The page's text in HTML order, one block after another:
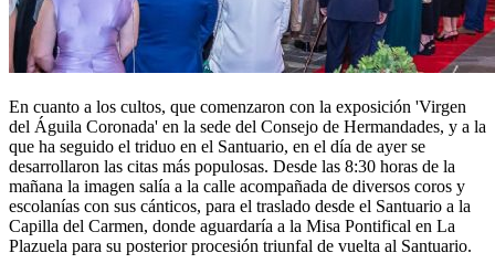
En cuanto a los cultos, que comenzaron con la exposición 'Virgen
del Águila Coronada' en la sede del Consejo de Hermandades, y a la
que ha seguido el triduo en el Santuario, en el día de ayer se
desarrollaron las citas más populosas. Desde las 8:30 horas de la
mañana la imagen salía a la calle acompañada de diversos coros y
escolanías con sus cánticos, para el traslado desde el Santuario a la
Capilla del Carmen, donde aguardaría a la Misa Pontifical en La
Plazuela para su posterior procesión triunfal de vuelta al Santuario.